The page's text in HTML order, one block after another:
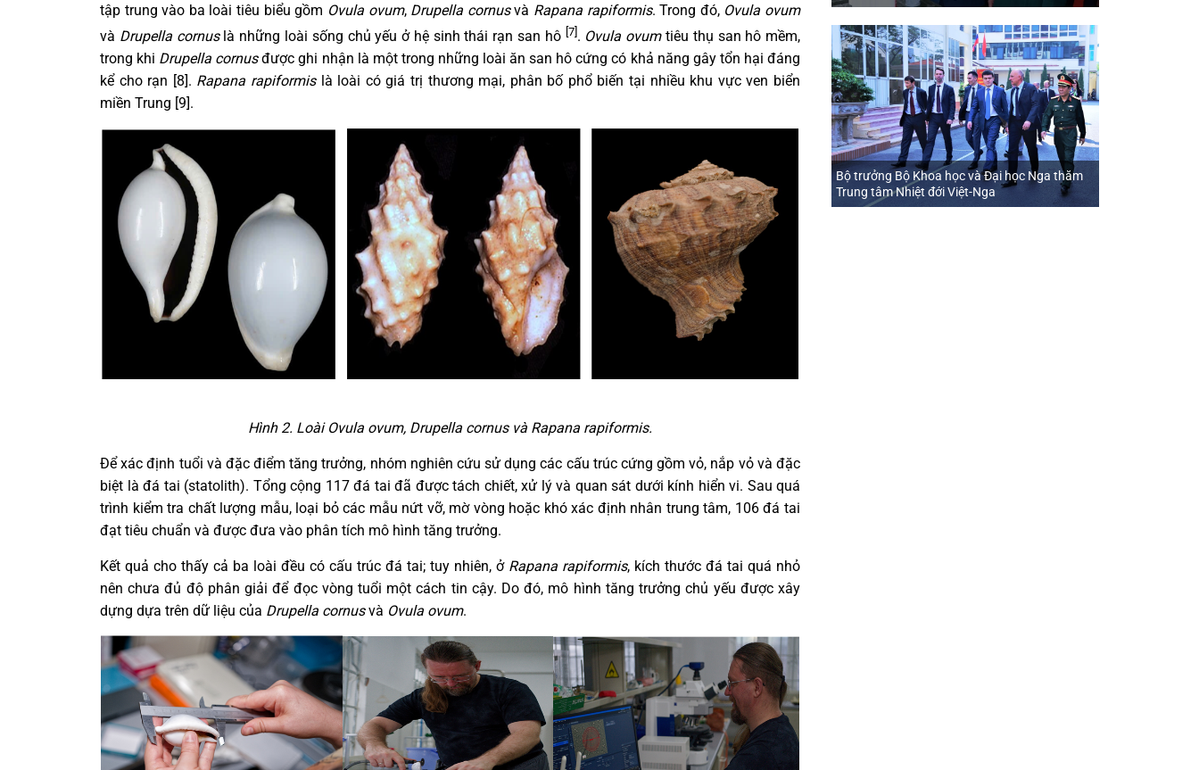
tập trung vào ba loài tiêu biểu gồm Ovula ovum, Drupella cornusvà Rapana rapiformis. Trong đó, Ovula ovum
và Drupella cornus là những loài sống chủ yếu ở hệ sinh thái rạn san hô [7]. Ovula ovumtiêu thụ san hô mềm,
trong khi Drupella cornusđược ghi nhận là một trong những loài ăn san hô cứng có khả năng gây tổn hại đáng
kể cho rạn [8]. Rapana rapiformislà loài có giá trị thương mại, phân bố phổ biến tại nhiều khu vực ven biển
miền Trung [9].
Hình 2. Loài Ovula ovum, Drupella cornus và Rapana rapiformis.
Để xác định tuổi và đặc điểm tăng trưởng, nhóm nghiên cứu sử dụng các cấu trúc cứng gồm vỏ, nắp vỏ và đặc
biệt là đá tai (statolith). Tổng cộng 117 đá tai đã được tách chiết, xử lý và quan sát dưới kính hiển vi. Sau quá
trình kiểm tra chất lượng mẫu, loại bỏ các mẫu nứt vỡ, mờ vòng hoặc khó xác định nhân trung tâm, 106 đá tai
đạt tiêu chuẩn và được đưa vào phân tích mô hình tăng trưởng.
Kết quả cho thấy cả ba loài đều có cấu trúc đá tai; tuy nhiên, ở Rapana rapiformis, kích thước đá tai quá nhỏ
nên chưa đủ độ phân giải để đọc vòng tuổi một cách tin cậy. Do đó, mô hình tăng trưởng chủ yếu được xây
dựng dựa trên dữ liệu của Drupella cornusvà Ovula ovum.
Bộ trưởng Bộ Khoa học và Đại học Nga thăm
Trung tâm Nhiệt đới Việt-Nga